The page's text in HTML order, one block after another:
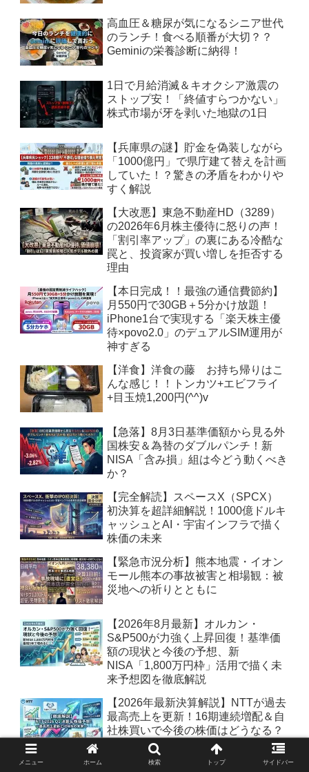
高血圧＆糖尿が気になるシニア世代
のランチ！食べる順番が大切？？
Geminiの栄養診断に納得！
1日で月給消滅＆キオクシア激震の
ストップ安！「終値すらつかない」
株式市場が牙を剥いた地獄の1日
【兵庫県の謎】貯金を偽装しながら
「1000億円」で県庁建て替えを計画
していた！？驚きの矛盾をわかりや
すく解説
【大改悪】東急不動産HD（3289）
の2026年6月株主優待に怒りの声！
「割引率アップ」の裏にある冷酷な
罠と、投資家が買い増しを拒否する
理由
【本日完成！！最強の通信費節約】
月550円で30GB＋5分かけ放題！
iPhone1台で実現する「楽天株主優
待×povo2.0」のデュアルSIM運用が
神すぎる
【洋食】洋食の藤 お持ち帰りはこ
んな感じ！！トンカツ+エビフライ
+目玉焼1,200円(^^)v
【急落】8月3日基準価額から見る外
国株安＆為替のダブルパンチ！新
NISA「含み損」組は今どう動くべき
か？
【完全解読】スペースX（SPCX）
初決算を超詳細解説！1000億ドルキ
ャッシュとAI・宇宙インフラで描く
株価の未来
【緊急市況分析】熊本地震・イオン
モール熊本の事故被害と相場観：被
災地への祈りとともに
【2026年8月最新】オルカン・
S&P500が力強く上昇回復！基準価
額の現状と今後の予想、新
NISA「1,800万円枠」活用で描く未
来予想図を徹底解説
【2026年最新決算解説】NTTが過去
最高売上を更新！16期連続増配＆自
社株買いで今後の株価はどうなる？
【悲報】朝起きたらマイナス150万
メニュー ホーム 検索 トップ サイドバー